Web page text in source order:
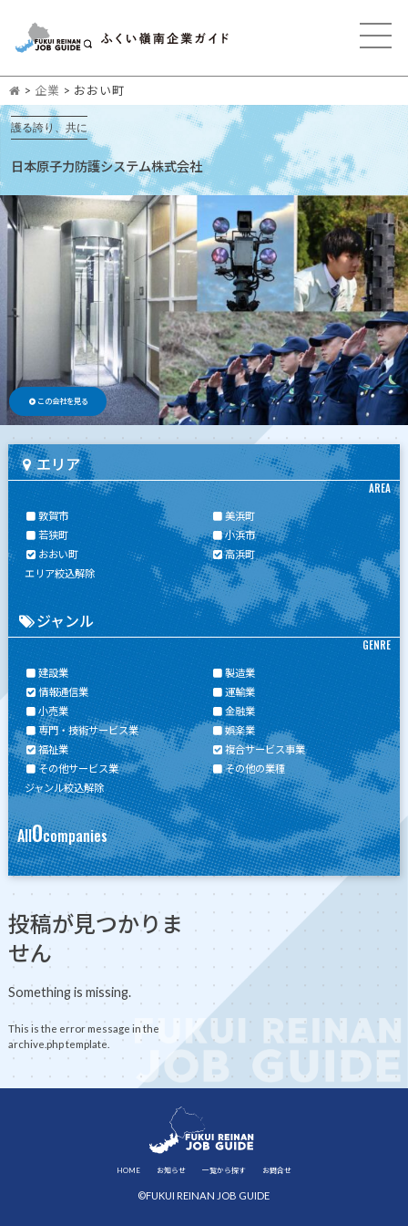
> 企業 > おおい町
護る誇り、共に
日本原子力防護システム株式会社
この会社を見る
エリア
AREA
敦賀市
美浜町
若狭町
小浜市
おおい町
高浜町
エリア絞込解除
ジャンル
GENRE
建設業
製造業
情報通信業
運輸業
小売業
金融業
専門・技術サービス業
娯楽業
福祉業
複合サービス事業
その他サービス業
その他の業種
ジャンル絞込解除
All0companies
投稿が見つかりま
せん
Something is missing.
This is the error message in the
archive.php template.
HOME お知らせ 一覧から探す お問合せ
©FUKUI REINAN JOB GUIDE